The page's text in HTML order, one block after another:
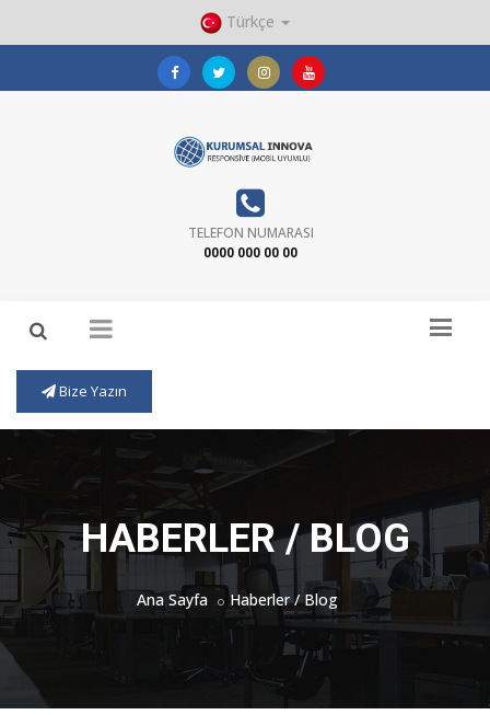
Türkçe
TELEFON NUMARASI
0000 000 00 00
Bize Yazın
HABERLER / BLOG
Ana Sayfa Haberler / Blog